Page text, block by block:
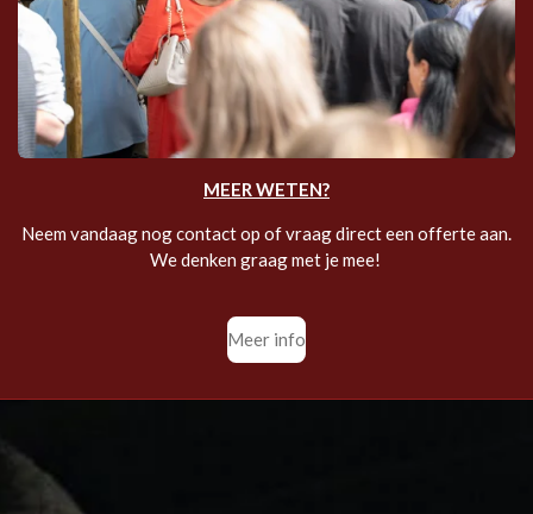
MEER WETEN?
Neem vandaag nog contact op of vraag direct een offerte aan.
We denken graag met je mee!
Meer info